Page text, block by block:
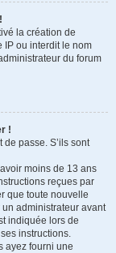
la création de
IP ou interdit le nom
du forum
!
de passe. S’ils sont
moins de 13 ans
reçues par
que toute nouvelle
administrateur avant
indiquée lors de
instructions.
ayez fourni une